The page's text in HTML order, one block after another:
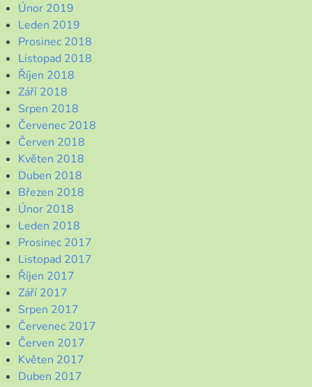
Únor 2019
Leden 2019
Prosinec 2018
Listopad 2018
Říjen 2018
Září 2018
Srpen 2018
Červenec 2018
Červen 2018
Květen 2018
Duben 2018
Březen 2018
Únor 2018
Leden 2018
Prosinec 2017
Listopad 2017
Říjen 2017
Září 2017
Srpen 2017
Červenec 2017
Červen 2017
Květen 2017
Duben 2017